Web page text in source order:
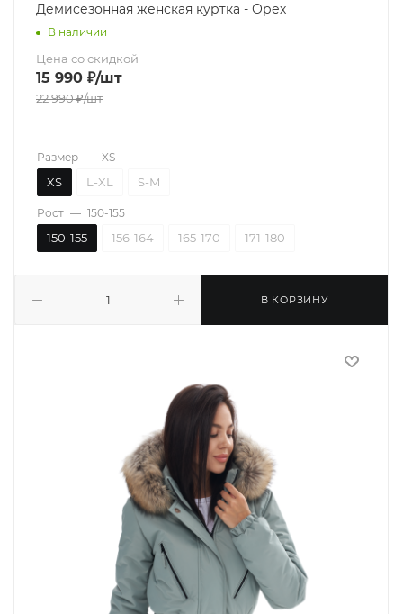
Демисезонная женская куртка - Орех
В наличии
Цена со скидкой
15 990 ₽/шт
22 990₽/шт
В КОРЗИНУ
Размер — XS
XS L-XL S-M
Рост — 150-155
150-155 156-164 165-170 171-180